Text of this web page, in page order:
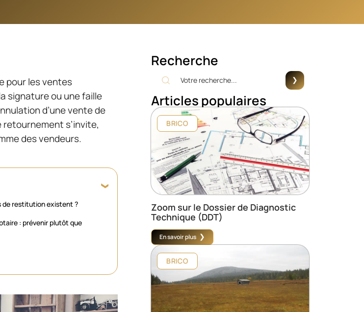
pour les ventes
signature ou une faille
d’une vente de
retournement s’invite,
des vendeurs.
de restitution existent ?
: prévenir plutôt que
Recherche
Articles populaires
BRICO
Zoom sur le Dossier de Diagnostic
Technique (DDT)
En savoir plus
BRICO